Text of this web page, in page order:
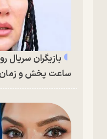
بازیگران سریال
ساعت پخش و زمان